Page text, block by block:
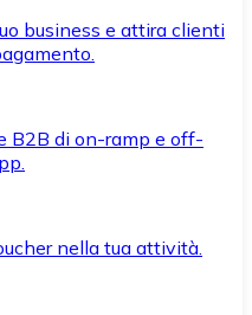
business e attira clienti
B2B di on-ramp e off-
nella tua attività.